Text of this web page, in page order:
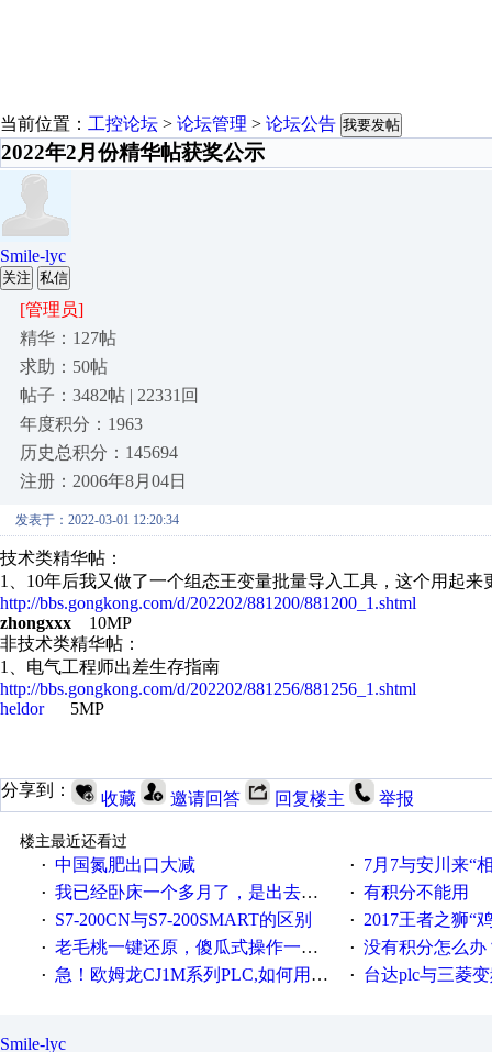
当前位置： 工控论坛 > 论坛管理 > 论坛公告 我要发帖
2022年2月份精华帖获奖公示
Smile-lyc
关注 私信
[管理员]
精华：127帖
求助：50帖
帖子：3482帖 | 22331回
年度积分：1963
历史总积分：145694
注册：2006年8月04日
发表于：2022-03-01 12:20:34
技术类精华帖：
1、10年后我又做了一个组态王变量批量导入工具，这个用起来
http://bbs.gongkong.com/d/202202/881200/881200_1.shtml
zhongxxx
10MP
非技术类精华帖：
1、 电气工程师出差生存指南
http://bbs.gongkong.com/d/202202/881256/881256_1.shtml
heldor5MP
分享到： 收藏 邀请回答 回复楼主 举报
楼主最近还看过
· 中国氮肥出口大减 · 7月7与安川来“
· 我已经卧床一个多月了，是出去安装机械手在高速遭遇车祸所致:大家工作都要特别注意啊 · 有积分不能用
· S7-200CN与S7-200SMART的区别 · 2017王者之狮“鸡”情签到
· 老毛桃一键还原，傻瓜式操作一键轻松备份还原；程序为向导式安装，一键即可实现自动备份或还原系统。 · 没有积分怎么办
· 急！欧姆龙CJ1M系列PLC,如何用时间控制变频器。要求时间在组态王中可以自由输入！拜托各位大神了！ · 台达plc与三菱
Smile-lyc